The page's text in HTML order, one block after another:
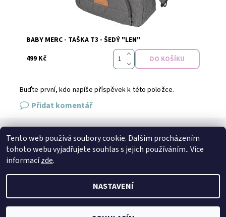
BABY MERC - TAŠKA T3 - ŠEDÝ "LEN"
499 Kč
Buďte první, kdo napíše příspěvek k této položce.
Přidat komentář
SPOJTE SE S NÁMI
Kontakt
2026 © Petto.cz, všechna práva vyhrazena
Vytvořil Shoptet
Tento web používá soubory cookie. Dalším procházením
tohoto webu vyjadřujete souhlas s jejich používáním.. Více
informacízde.
NASTAVENÍ